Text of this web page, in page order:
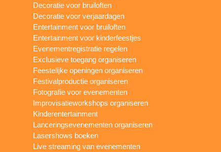
Decoratie voor bruiloften
Decoratie voor verjaardagen
Entertainment voor bruiloften
Entertainment voor kinderfeestjes
Evenementregistratie regelen
Exclusieve toegang organiseren
Feestelijke openingen organiseren
Festivalproductie organiseren
Fotografie voor evenementen
Improvisatieworkshops organiseren
Kinderentertainment
Lanceringsevenementen organiseren
Lasershows boeken
Live streaming van evenementen